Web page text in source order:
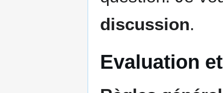
discussion.
Evaluation